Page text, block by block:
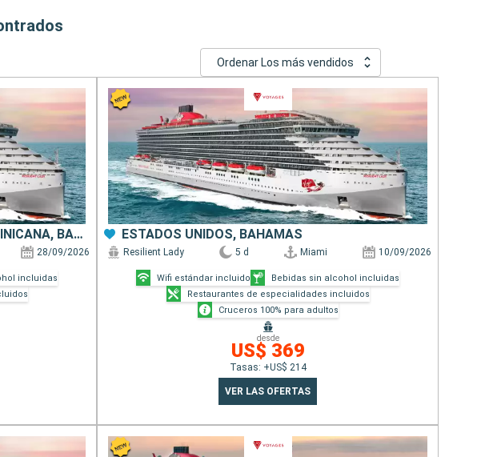
Ordenar Los más vendidos
ESTADOS UNIDOS, REPÚBLICA DOMINICANA, BAHAMAS
28/09/2026
incluidas
ESTADOS UNIDOS, BAHAMAS
Resilient Lady 5 d Miami 10/09/2026
Wifi estándar incluido
Bebidas sin alcohol incluidas
Restaurantes de especialidades incluidos
Cruceros 100% para adultos
desde
US$ 369
Tasas: +US$ 214
VER LAS OFERTAS